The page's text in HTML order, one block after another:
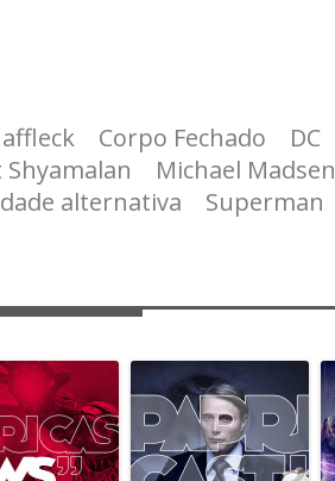
Corpo Fechado DC
Michael Madsen
alternativa Superman